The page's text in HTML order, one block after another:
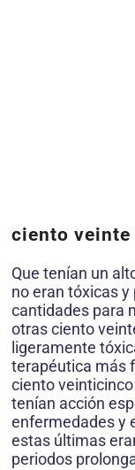
ciento veinte
Que tenían un
no eran tóxicas
cantidades para
otras ciento
ligeramente
terapéutica más
ciento
tenían acción
enfermedades y
estas últimas
periodos